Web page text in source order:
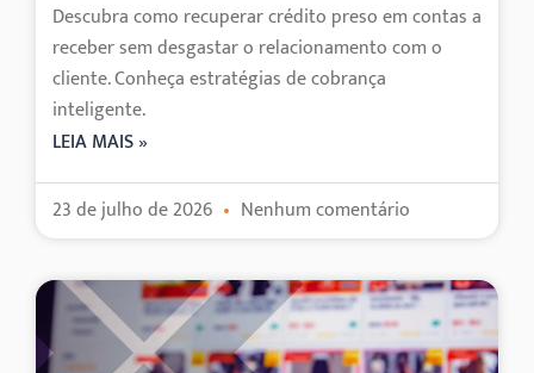
Descubra como recuperar crédito preso em contas a
receber sem desgastar o relacionamento com o
cliente. Conheça estratégias de cobrança
inteligente.
LEIA MAIS »
23 de julho de 2026 Nenhum comentário